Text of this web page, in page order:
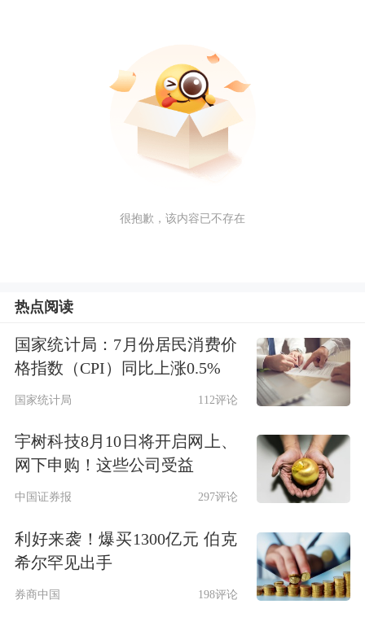
很抱歉，该内容已不存在
热点阅读
国家统计局：7月份居民消费价
格指数（CPI）同比上涨0.5%
国家统计局 112评论
宇树科技8月10日将开启网上、
网下申购！这些公司受益
中国证券报 297评论
利好来袭！爆买1300亿元 伯克
希尔罕见出手
券商中国 198评论